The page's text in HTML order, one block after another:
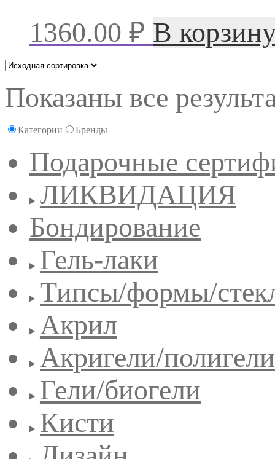
1360.00 ₽ В
Показаны все
Категории Бренды
Подарочные
ЛИКВИДАЦИЯ
Бондирование
Гель-лаки
Типсы/формы/
Акрил
Акригели/полигели
Гели/биогели
Кисти